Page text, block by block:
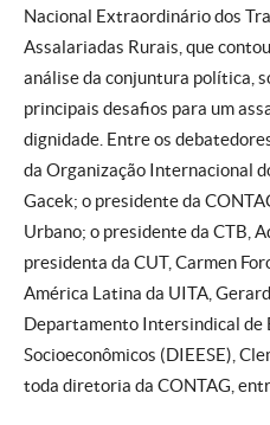
Nacional Extraordinário dos
Assalariadas Rurais, que
análise da conjuntura política,
principais desafios para um
dignidade. Entre os
da Organização Internacional
Gacek; o presidente da
Urbano; o presidente da CTB,
presidenta da CUT, Carmen
América Latina da UITA,
Departamento Intersindical de
Socioeconômicos (DIEESE),
toda diretoria da CONTAG,